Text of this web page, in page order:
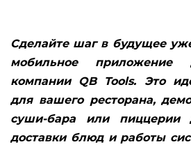
Сделайте шаг в будущее
мобильное
компании QB Tools. Это
для вашего ресторана,
суши-бара или пиццерии
доставки блюд и работы